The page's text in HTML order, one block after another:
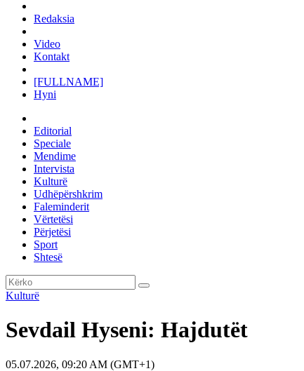
Redaksia
Video
Kontakt
[FULLNAME]
Hyni
Editorial
Speciale
Mendime
Intervista
Kulturë
Udhëpërshkrim
Faleminderit
Vërtetësi
Përjetësi
Sport
Shtesë
Kulturë
Sevdail Hyseni: Hajdutët
05.07.2026, 09:20 AM (GMT+1)